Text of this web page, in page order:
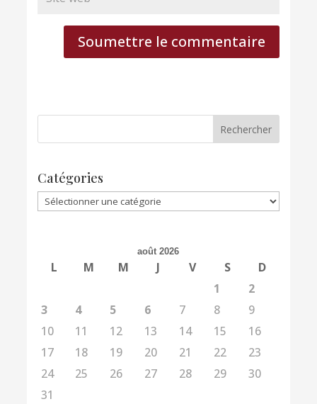
Soumettre le commentaire
Catégories
Catégories
août 2026
L M M J V S
D
1
2
3
4 5 6 7 8
9
10
11 12 13 14 15
16
17
18 19 20 21 22
23
24
25 26 27 28 29
30
31